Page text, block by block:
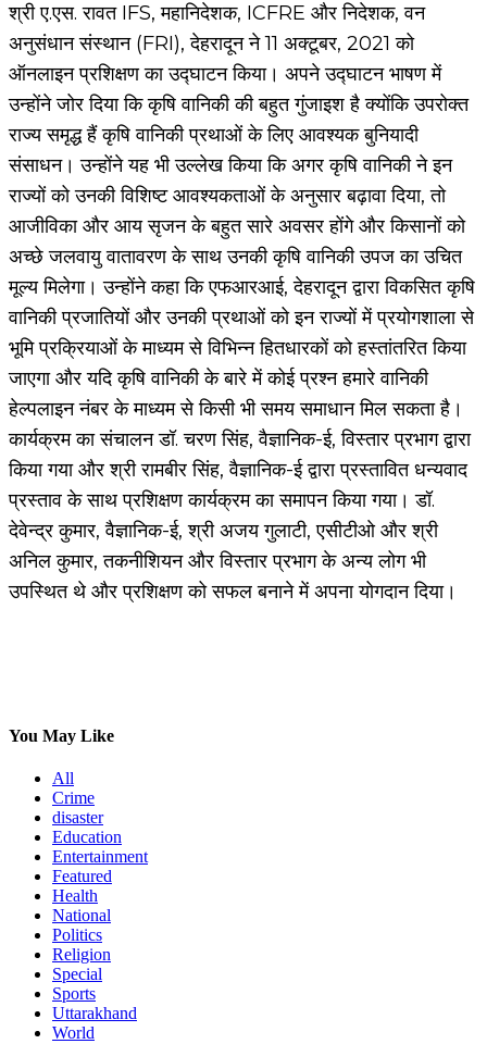
श्री ए.एस. रावत IFS, महानिदेशक, ICFRE और निदेशक, वन
अनुसंधान संस्थान (FRI), देहरादून ने 11 अक्टूबर, 2021 को
ऑनलाइन प्रशिक्षण का उद्घाटन किया। अपने उद्घाटन भाषण में
उन्होंने जोर दिया कि कृषि वानिकी की बहुत गुंजाइश है क्योंकि उपरोक्त
राज्य समृद्ध हैं कृषि वानिकी प्रथाओं के लिए आवश्यक बुनियादी
संसाधन। उन्होंने यह भी उल्लेख किया कि अगर कृषि वानिकी ने इन
राज्यों को उनकी विशिष्ट आवश्यकताओं के अनुसार बढ़ावा दिया, तो
आजीविका और आय सृजन के बहुत सारे अवसर होंगे और किसानों को
अच्छे जलवायु वातावरण के साथ उनकी कृषि वानिकी उपज का उचित
मूल्य मिलेगा। उन्होंने कहा कि एफआरआई, देहरादून द्वारा विकसित कृषि
वानिकी प्रजातियों और उनकी प्रथाओं को इन राज्यों में प्रयोगशाला से
भूमि प्रक्रियाओं के माध्यम से विभिन्न हितधारकों को हस्तांतरित किया
जाएगा और यदि कृषि वानिकी के बारे में कोई प्रश्न हमारे वानिकी
हेल्पलाइन नंबर के माध्यम से किसी भी समय समाधान मिल सकता है।
कार्यक्रम का संचालन डॉ. चरण सिंह, वैज्ञानिक-ई, विस्तार प्रभाग द्वारा
किया गया और श्री रामबीर सिंह, वैज्ञानिक-ई द्वारा प्रस्तावित धन्यवाद
प्रस्ताव के साथ प्रशिक्षण कार्यक्रम का समापन किया गया। डॉ.
देवेन्द्र कुमार, वैज्ञानिक-ई, श्री अजय गुलाटी, एसीटीओ और श्री
अनिल कुमार, तकनीशियन और विस्तार प्रभाग के अन्य लोग भी
उपस्थित थे और प्रशिक्षण को सफल बनाने में अपना योगदान दिया।
You May Like
All
Crime
disaster
Education
Entertainment
Featured
Health
National
Politics
Religion
Special
Sports
Uttarakhand
World